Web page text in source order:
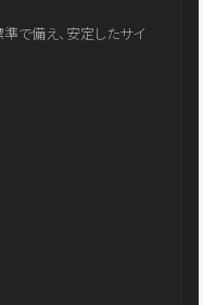
で備え、安定したサイ